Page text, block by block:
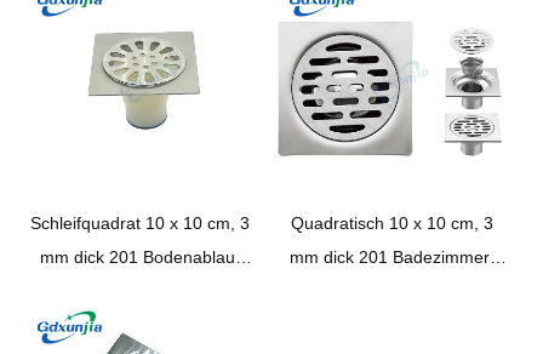
Bodenablauf
Waschmaschinen-
Schlauchanschluss-Set
Schleifquadrat 10 x 10 cm, 3
mm dick 201 Bodenablauf
gerader Entwässerung aus
Quadratisch 10 x 10 cm, 3
mm dick 201 Badezimmer-